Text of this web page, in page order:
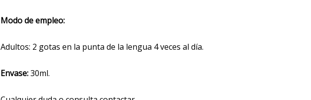
Modo de empleo:
Adultos: 2 gotas en la punta de la lengua 4 veces al día.
Envase:30ml.